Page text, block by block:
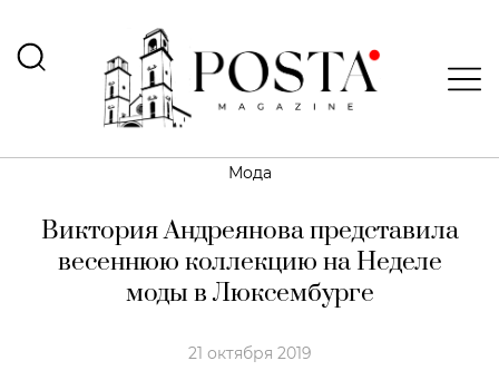
Мода
Виктория Андреянова представила
весеннюю коллекцию на Неделе
моды в Люксембурге
21 октября 2019